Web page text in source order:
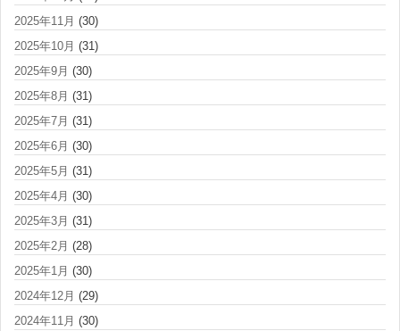
2025年11月 (30)
2025年10月 (31)
2025年9月 (30)
2025年8月 (31)
2025年7月 (31)
2025年6月 (30)
2025年5月 (31)
2025年4月 (30)
2025年3月 (31)
2025年2月 (28)
2025年1月 (30)
2024年12月 (29)
2024年11月 (30)